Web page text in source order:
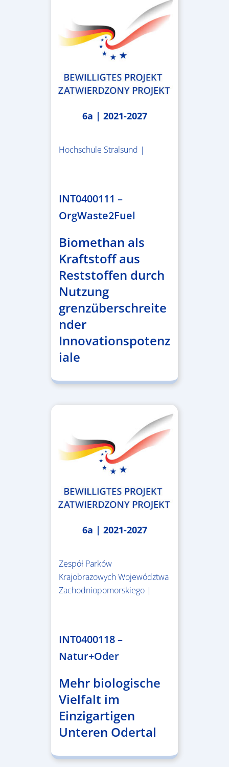
6a | 2021-2027
Hochschule Stralsund |
INT0400111 –
OrgWaste2Fuel
Biomethan als
Kraftstoff aus
Reststoffen durch
Nutzung
grenzüberschreite
nder
Innovationspotenz
iale
6a | 2021-2027
Zespół Parków
Krajobrazowych Województwa
Zachodniopomorskiego |
INT0400118 –
Natur+Oder
Mehr biologische
Vielfalt im
Einzigartigen
Unteren Odertal